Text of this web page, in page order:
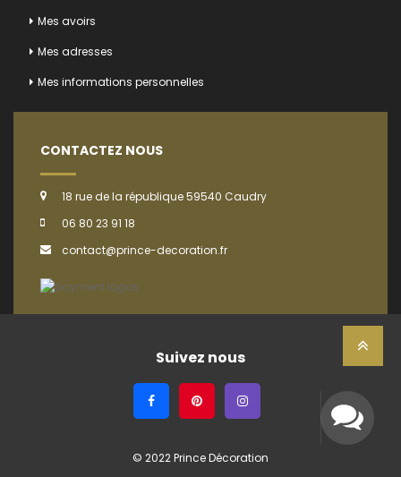
Mes avoirs
Mes adresses
Mes informations personnelles
CONTACTEZ NOUS
18 rue de la république 59540 Caudry
06 80 23 91 18
contact@prince-decoration.fr
Suivez nous
© 2022 Prince Décoration